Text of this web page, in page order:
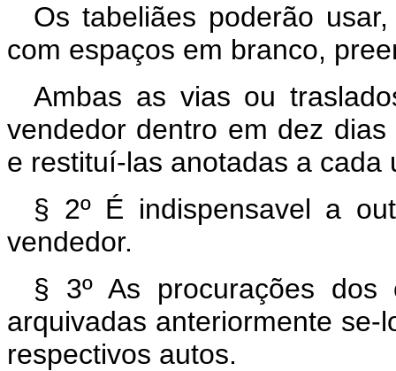
Os tabeliães poderão
com espaços em branco,
Ambas as vias ou
vendedor dentro em dez
e restituí-las anotadas a cada
§ 2º É indispensavel a
vendedor.
§ 3º As procurações dos
arquivadas anteriormente
respectivos autos.